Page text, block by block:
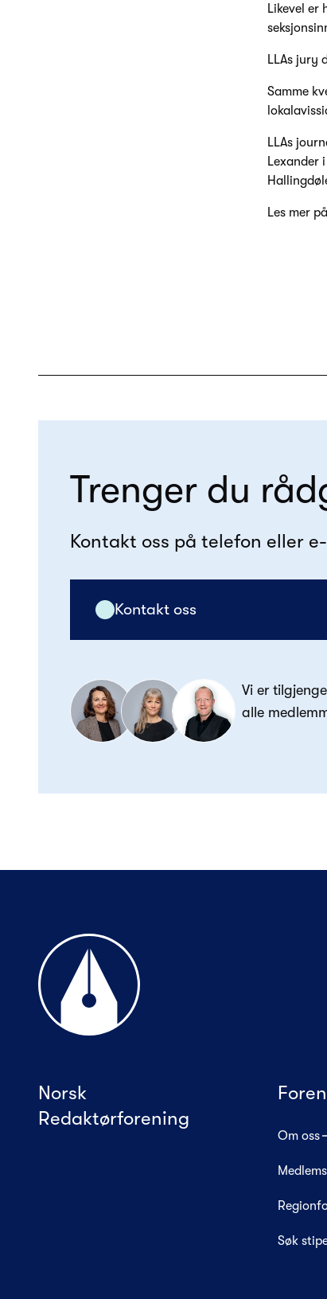
Likevel
LLAs jury
Samme
LLAs
Lexander
Les mer på
Trenger du
Kontakt oss på telefon eller
Kontakt oss
Vi er
alle
Til forsiden
Norsk
Redaktørforening
Om oss
Søk